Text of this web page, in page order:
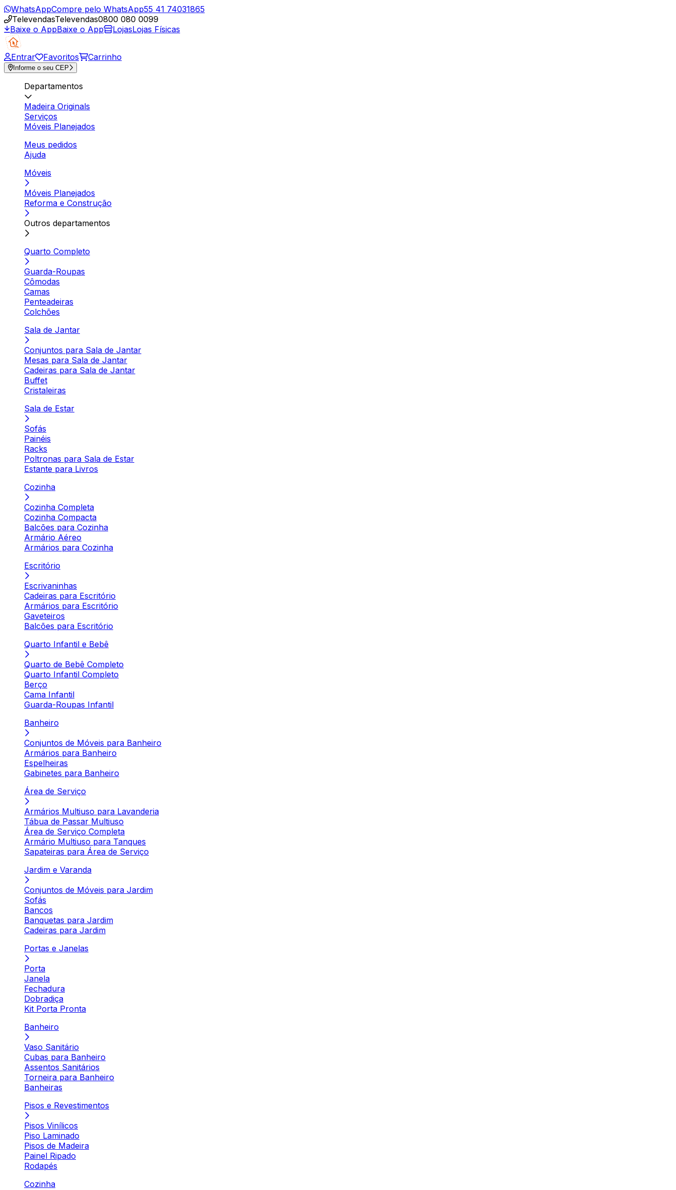
WhatsAppCompre pelo WhatsApp55 41 74031865
TelevendasTelevendas0800 080 0099
Baixe o AppBaixe o App LojasLojas Físicas
Entrar Favoritos Carrinho
Informe o seu CEP
Departamentos
Madeira Originals
Serviços
Móveis Planejados
Meus pedidos
Ajuda
Móveis
Móveis Planejados
Reforma e Construção
Outros departamentos
Quarto Completo
Guarda-Roupas
Cômodas
Camas
Penteadeiras
Colchões
Sala de Jantar
Conjuntos para Sala de Jantar
Mesas para Sala de Jantar
Cadeiras para Sala de Jantar
Buffet
Cristaleiras
Sala de Estar
Sofás
Painéis
Racks
Poltronas para Sala de Estar
Estante para Livros
Cozinha
Cozinha Completa
Cozinha Compacta
Balcões para Cozinha
Armário Aéreo
Armários para Cozinha
Escritório
Escrivaninhas
Cadeiras para Escritório
Armários para Escritório
Gaveteiros
Balcões para Escritório
Quarto Infantil e Bebê
Quarto de Bebê Completo
Quarto Infantil Completo
Berço
Cama Infantil
Guarda-Roupas Infantil
Banheiro
Conjuntos de Móveis para Banheiro
Armários para Banheiro
Espelheiras
Gabinetes para Banheiro
Área de Serviço
Armários Multiuso para Lavanderia
Tábua de Passar Multiuso
Área de Serviço Completa
Armário Multiuso para Tanques
Sapateiras para Área de Serviço
Jardim e Varanda
Conjuntos de Móveis para Jardim
Sofás
Bancos
Banquetas para Jardim
Cadeiras para Jardim
Portas e Janelas
Porta
Janela
Fechadura
Dobradiça
Kit Porta Pronta
Banheiro
Vaso Sanitário
Cubas para Banheiro
Assentos Sanitários
Torneira para Banheiro
Banheiras
Pisos e Revestimentos
Pisos Vinílicos
Piso Laminado
Pisos de Madeira
Painel Ripado
Rodapés
Cozinha